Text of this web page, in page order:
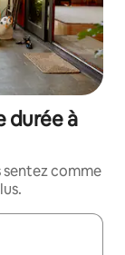
durée à
sentez comme
flèches vers le